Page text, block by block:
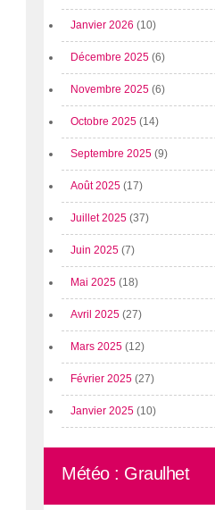
Janvier 2026 (10)
Décembre 2025 (6)
Novembre 2025 (6)
Octobre 2025 (14)
Septembre 2025 (9)
Août 2025 (17)
Juillet 2025 (37)
Juin 2025 (7)
Mai 2025 (18)
Avril 2025 (27)
Mars 2025 (12)
Février 2025 (27)
Janvier 2025 (10)
Météo : Graulhet